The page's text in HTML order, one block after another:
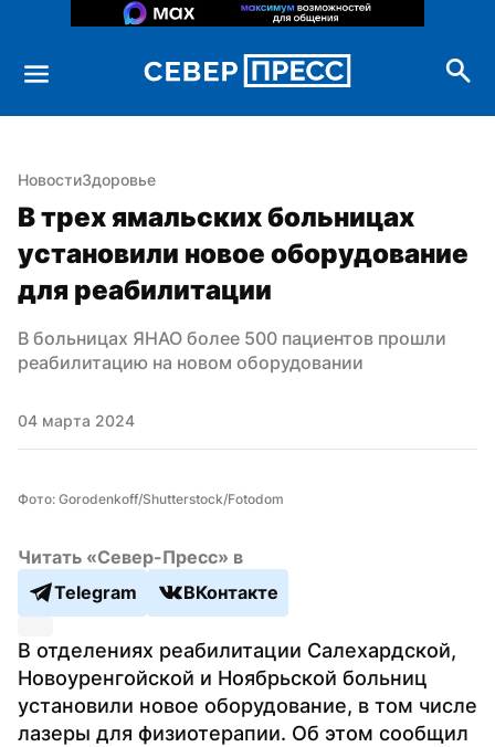
НовостиЗдоровье
В трех ямальских больницах
установили новое оборудование
для реабилитации
В больницах ЯНАО более 500 пациентов прошли
реабилитацию на новом оборудовании
04 марта 2024
Фото: Gorodenkoff/Shutterstock/Fotodom
Читать «Север-Пресс» в
Telegram
ВКонтакте
В отделениях реабилитации Салехардской,
Новоуренгойской и Ноябрьской больниц
установили новое оборудование, в том числе
лазеры для физиотерапии. Об этом сообщил